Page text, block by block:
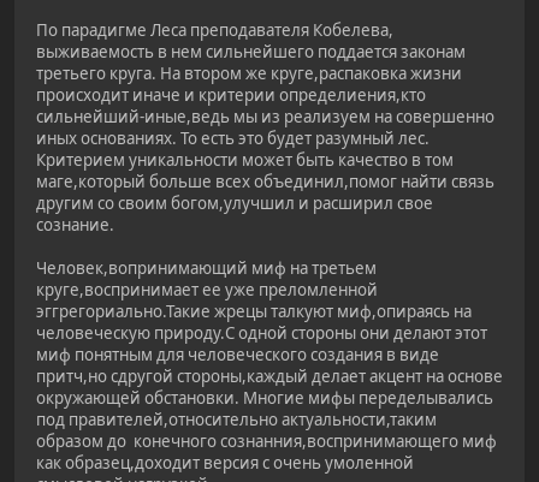
По парадигме Леса преподавателя Кобелева,
выживаемость в нем сильнейшего поддается законам
третьего круга. На втором же круге,распаковка жизни
происходит иначе и критерии определиения,кто
сильнейший-иные,ведь мы из реализуем на совершенно
иных основаниях. То есть это будет разумный лес.
Критерием уникальности может быть качество в том
маге,который больше всех объединил,помог найти связь
другим со своим богом,улучшил и расширил свое
сознание.
Человек,вопринимающий миф на третьем
круге,воспринимает ее уже преломленной
эггрегориально.Такие жрецы талкуют миф,опираясь на
человеческую природу.C одной стороны они делают этот
миф понятным для человеческого создания в виде
притч,но сдругой стороны,каждый делает акцент на основе
окружающей обстановки. Многие мифы переделывались
под правителей,относительно актуальности,таким
образом до конечного сознанния,воспринимающего миф
как образец,доходит версия с очень умоленной